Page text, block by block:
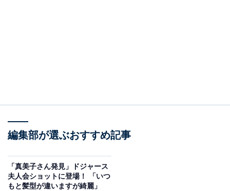
編集部が選ぶおすすめ記事
「真美子さん発見」ドジャース
夫人会ショットに登場！ 「いつ
もと髪型が違いますが綺麗」